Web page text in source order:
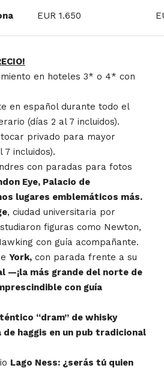
EUR 1.650
en hoteles 3* o 4* con
en español durante todo el
(días 2 al 7 incluidos).
privado para mayor
7 incluidos).
con paradas para fotos
Eye, Palacio de
lugares emblemáticos más.
, ciudad universitaria por
figuras como Newton,
con guía acompañante.
York, con parada frente a su
—¡la más grande del norte de
con guía
“dram” de whisky
de haggis en un pub tradicional
Lago Ness: ¿serás tú quien